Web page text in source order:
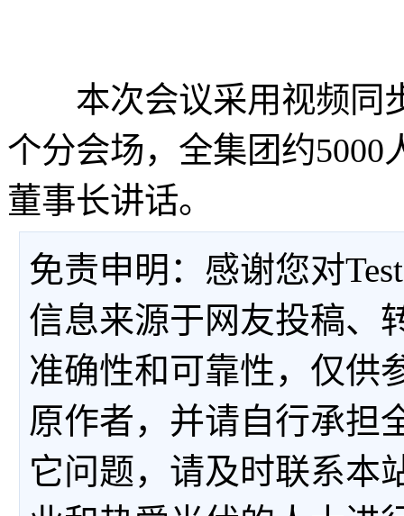
本次会议采用视频同
个分会场，全集团约
董事长讲话。
免责申明：感谢您对
信息来源于网友投稿、
准确性和可靠性，仅供
原作者，并请自行承担
它问题，请及时联系本